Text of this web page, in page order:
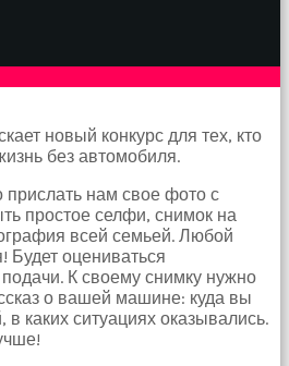
новый конкурс для тех, кто
без автомобиля.
нам свое фото с
простое селфи, снимок на
всей семьей. Любой
Будет оцениваться
К своему снимку нужно
о вашей машине: куда вы
каких ситуациях оказывались.